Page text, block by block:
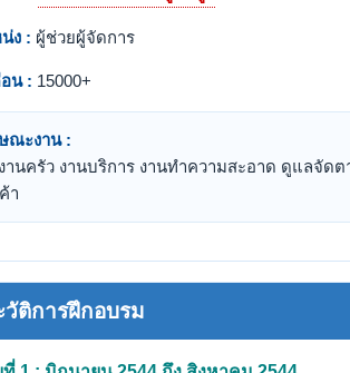
ง : ผู้ช่วยผู้จัดการ
อน : 15000+
ณะงาน :
านครัว งานบริการ งานทำความสะอาด ดูแลจัด
า
วัติการฝึกอบรม